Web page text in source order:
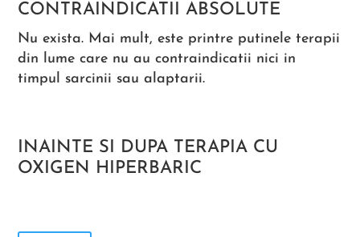
CONTRAINDICATII ABSOLUTE
Nu exista. Mai mult, este printre putinele terapii
din lume care nu au contraindicatii nici in
timpul sarcinii sau alaptarii.
INAINTE SI DUPA TERAPIA CU
OXIGEN HIPERBARIC